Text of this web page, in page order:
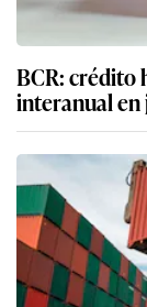
BCR: crédito
interanual en